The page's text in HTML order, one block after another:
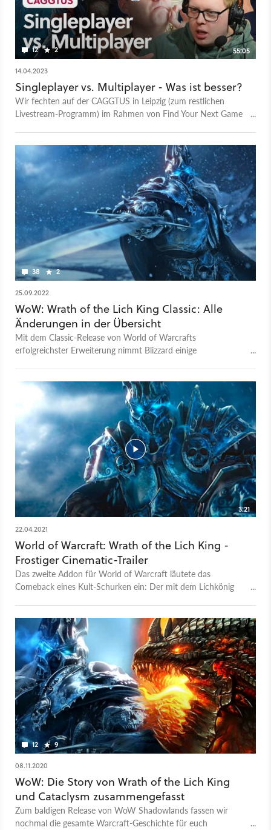
12 2
55:05
14.04.2023
Singleplayer vs. Multiplayer - Was ist besser?
Wir fechten auf der CAGGTUS in Leipzig (zum restlichen
Livestream-Programm) im Rahmen von Find Your Next Game
ist die Videoversion unseres GameStar Podcasts. - Zum Artikel
samt Podcast-Version - Alle Folgen des GameStar Podcasts -
GameStar Podcast bei Apple Podcasts - GameStar Podcast bei
Spotify - GameStar Podcast bei Podcast Addict Mehr
Videotalks findet ihr auf bei GameStar Talk - auch auf
Youtube.
38 2
25.09.2022
WoW: Wrath of the Lich King Classic: Alle
Änderungen in der Übersicht
Mit dem Classic-Release von World of Warcrafts
erfolgreichster Erweiterung nimmt Blizzard einige
3:21
22.04.2021
World of Warcraft: Wrath of the Lich King -
Frostiger Cinematic-Trailer
Das zweite Addon für World of Warcraft läutete das
Comeback eines Kult-Schurken ein: Der mit dem Lichkönig
umzusetzen. Alle Cinematics von WoW könnt ihr in unserer
nostalgischen Zeitreise noch einmal anschauen.
12 9
08.11.2020
WoW: Die Story von Wrath of the Lich King
und Cataclysm zusammengefasst
Zum baldigen Release von WoW Shadowlands fassen wir
nochmal die gesamte Warcraft-Geschichte für euch